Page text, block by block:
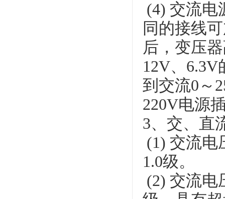
(4) 交流
同的接线
后，变压
12V、
到交流0～
220V电源
3、交、直
(1) 交流电
1.0级。
(2) 交流电